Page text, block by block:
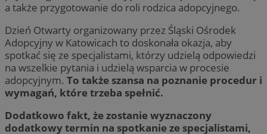
a także przygotowanie do roli rodzica adopcyjnego.
Dzień Otwarty organizowany przez Śląski Ośrodek
Adopcyjny w Katowicach to doskonała okazja, aby
spotkać się ze specjalistami, którzy udzielą odpowiedzi
na wszelkie pytania i udzielą wsparcia w procesie
adopcyjnym. To także szansa na poznanie procedur i
wymagań, które trzeba spełnić.
Dodatkowo fakt, że zostanie wyznaczony
dodatkowy termin na spotkanie ze specjalistami,